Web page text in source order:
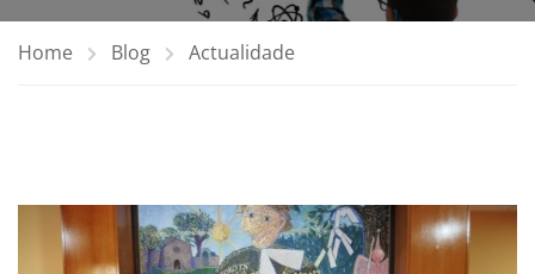
Home Blog Actualidade